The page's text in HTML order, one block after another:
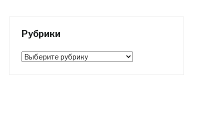
Рубрики
Рубрики